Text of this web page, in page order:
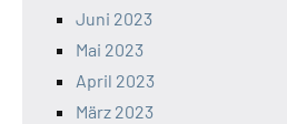
Juni 2023
Mai 2023
April 2023
März 2023